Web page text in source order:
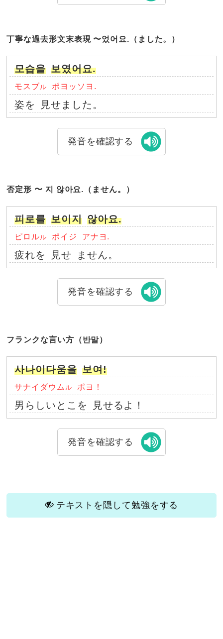
丁寧な過去形文末表現 〜었어요.（ました。）
모습을 보였어요.
モスブル ポヨッソヨ.
姿を 見せました。
発音を確認する
否定形 〜 지 않아요.（ません。）
피로를 보이지 않아요.
ピロルル ポイジ アナヨ.
疲れを 見せ ません。
発音を確認する
フランクな言い方（반말）
사나이다움을 보여!
サナイダウム ル ポヨ！
男らしいとこを 見せるよ！
発音を確認する
テキストを隠して勉強をする